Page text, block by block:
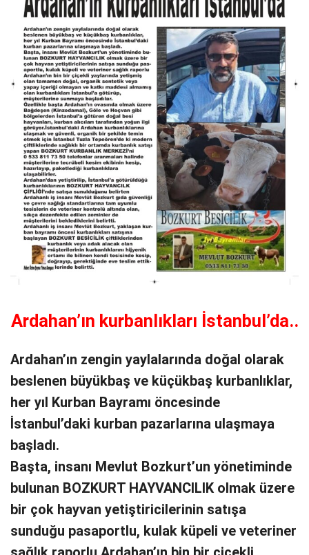
Ardahan’ın kurbanlıkları İstanbul’da..
Ardahan’ın zengin yaylalarında doğal olarak
beslenen büyükbaş ve küçükbaş kurbanlıklar,
her yıl Kurban Bayramı öncesinde
İstanbul’daki kurban pazarlarına ulaşmaya
başladı.
Başta, insanı Mevlut Bozkurt’un yönetiminde
bulunan BOZKURT HAYVANCILIK olmak üzere
bir çok hayvan yetiştiricilerinin satışa
sunduğu pasaportlu, kulak küpeli ve veteriner